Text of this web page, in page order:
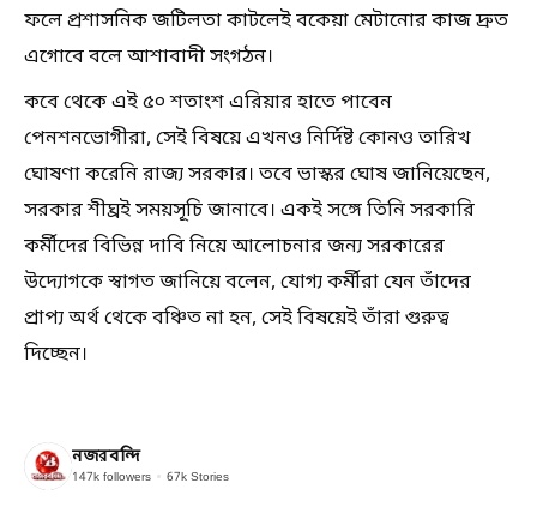
ফলে প্রশাসনিক জটিলতা কাটলেই বকেয়া মেটানোর কাজ দ্রুত
এগোবে বলে আশাবাদী সংগঠন।
কবে থেকে এই ৫০ শতাংশ এরিয়ার হাতে পাবেন
পেনশনভোগীরা, সেই বিষয়ে এখনও নির্দিষ্ট কোনও তারিখ
ঘোষণা করেনি রাজ্য সরকার। তবে ভাস্কর ঘোষ জানিয়েছেন,
সরকার শীঘ্রই সময়সূচি জানাবে। একই সঙ্গে তিনি সরকারি
কর্মীদের বিভিন্ন দাবি নিয়ে আলোচনার জন্য সরকারের
উদ্যোগকে স্বাগত জানিয়ে বলেন, যোগ্য কর্মীরা যেন তাঁদের
প্রাপ্য অর্থ থেকে বঞ্চিত না হন, সেই বিষয়েই তাঁরা গুরুত্ব
দিচ্ছেন।
নজরবন্দি
147k followers 67k Stories